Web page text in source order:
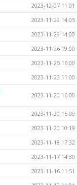
2023-12-07 11:01
2023-11-29 14:05
2023-11-29 14:00
2023-11-26 19:00
2023-11-25 16:00
2023-11-23 11:00
2023-11-20 16:00
2023-11-20 15:09
2023-11-20 10:19
2023-11-18 17:32
2023-11-17 14:30
2023-11-16 11:51